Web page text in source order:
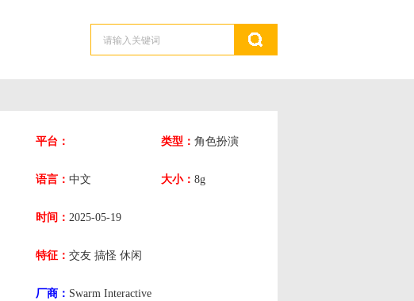
平台： 类型： 角色扮演
语言： 中文 大小： 8g
时间： 2025-05-19
特征： 交友 搞怪 休闲
厂商： Swarm Interactive